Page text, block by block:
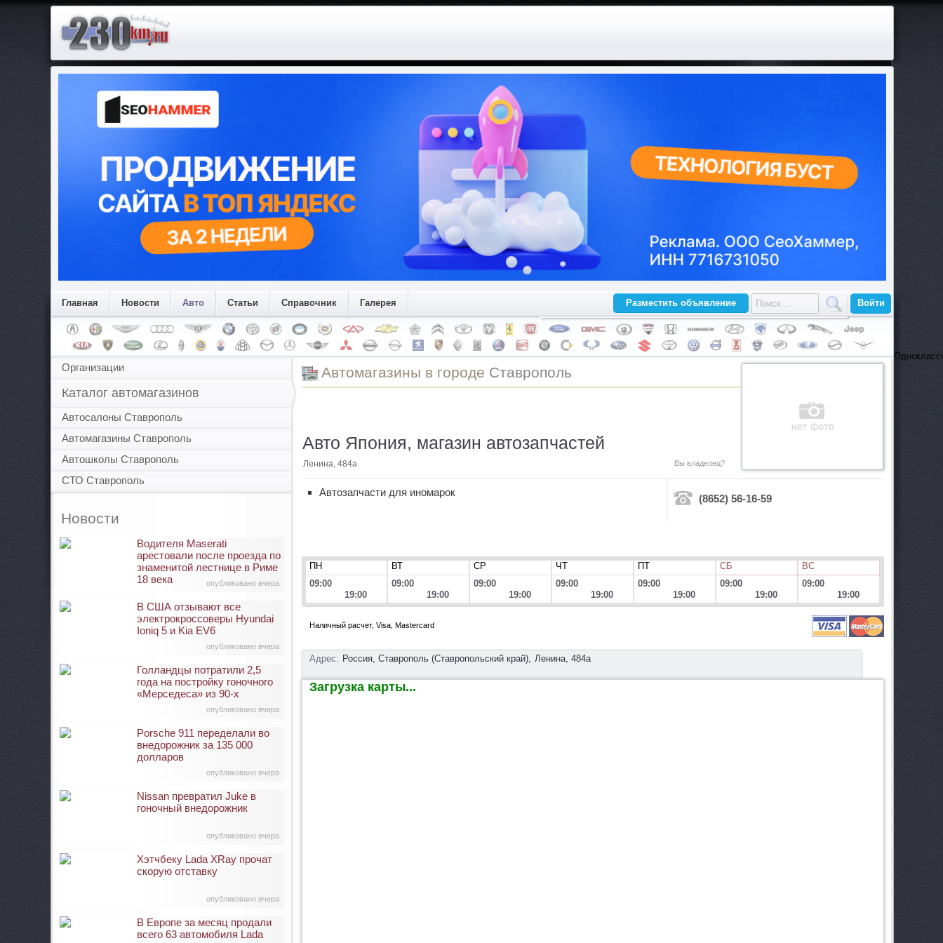
Разместить объявление Войти
Главная Новости Авто Статьи Справочник Галерея
Организации
Каталог автомагазинов
Автосалоны Ставрополь
Автомагазины Ставрополь
Автошколы Ставрополь
СТО Ставрополь
Новости
опубликовано вчера
Водителя Maserati
арестовали после проезда по
знаменитой лестнице в Риме
18 века
опубликовано вчера
В США отзывают все
электрокроссоверы Hyundai
Ioniq 5 и Kia EV6
опубликовано вчера
Голландцы потратили 2,5
года на постройку гоночного
«Мерседеса» из 90-х
опубликовано вчера
Porsche 911 переделали во
внедорожник за 135 000
долларов
опубликовано вчера
Nissan превратил Juke в
гоночный внедорожник
опубликовано вчера
Хэтчбеку Lada XRay прочат
скорую отставку
В Европе за месяц продали
всего 63 автомобиля Lada
Автомагазины в городе Ставрополь
Вы владелец?
Авто Япония, магазин автозапчастей
Ленина, 484а
(8652) 56-16-59
Автозапчасти для иномарок
ПН ВТ СР ЧТ ПТ СБ
ВС
09:00
19:00
09:00
19:00
09:00
19:00
09:00
19:00
09:00
19:00
09:00
19:00
09:00
19:00
Наличный расчет, Visa, Mastercard
Адрес: Россия, Ставрополь (Ставропольский край), Ленина, 484а
Загрузка карты...